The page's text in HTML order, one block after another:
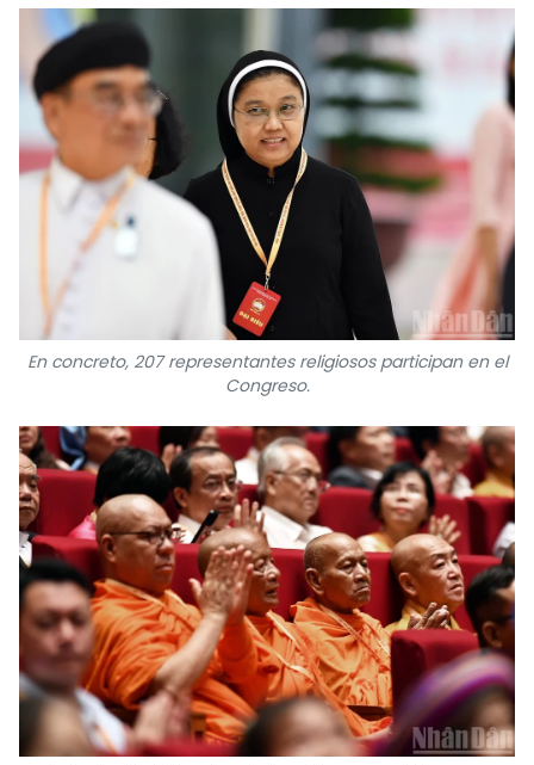
En concreto, 207 representantes religiosos participan en el
Congreso.